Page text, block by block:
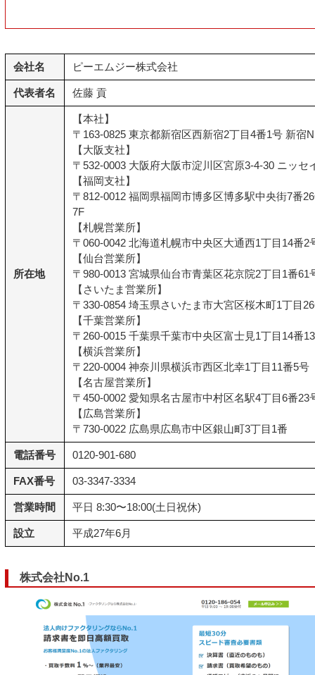
会社名 ピーエムジー株式会社
代表者名 佐藤 貢
所在地
【本社】
〒163-0825 東京都新宿区西新宿2丁目4番1号 新宿
【大阪支社】
〒532-0003 大阪府大阪市淀川区宮原3-4-30 ニッセ
【福岡支社】
〒812-0012 福岡県福岡市博多区博多駅中央街7番
7F
【札幌営業所】
〒060-0042 北海道札幌市中央区大通西1丁目14番2
【仙台営業所】
〒980-0013 宮城県仙台市青葉区花京院2丁目1番61
【さいたま営業所】
〒330-0854 埼玉県さいたま市大宮区桜木町1丁目
【千葉営業所】
〒260-0015 千葉県千葉市中央区富士見1丁目14番
【横浜営業所】
〒220-0004 神奈川県横浜市西区北幸1丁目11番5号
【名古屋営業所】
〒450-0002 愛知県名古屋市中村区名駅4丁目6番23
【広島営業所】
〒730-0022 広島県広島市中区銀山町3丁目1番
電話番号 0120-901-680
FAX番号 03-3347-3334
営業時間 平日 8:30〜18:00(土日祝休)
設立 平成27年6月
株式会社No.1